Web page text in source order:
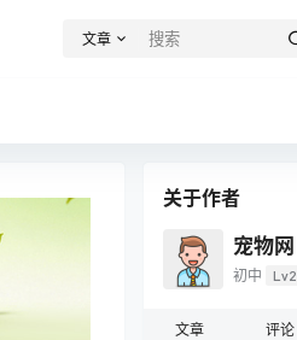
文章
关于作者
宠物网
初中 Lv2
文章 评论